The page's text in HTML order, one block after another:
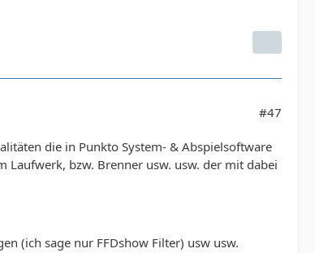
#47
die in Punkto System- & Abspielsoftware
Laufwerk, bzw. Brenner usw. usw. der mit dabei
(ich sage nur FFDshow Filter) usw usw.